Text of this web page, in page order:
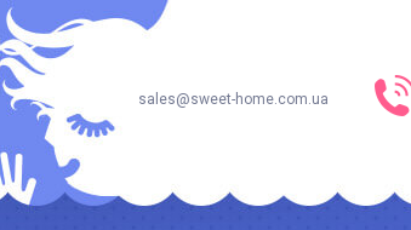
sales@sweet-home.com.ua